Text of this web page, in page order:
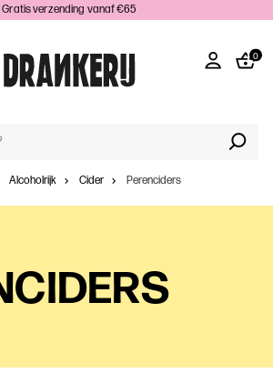
Gratis verzending vanaf €65
0
Alcoholrijk Cider Perenciders